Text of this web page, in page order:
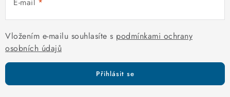
v
k
y
v
ý
i
Vložením e-mailu souhlasíte s podmínkami ochrany
osobních údajů
Přihlásit se